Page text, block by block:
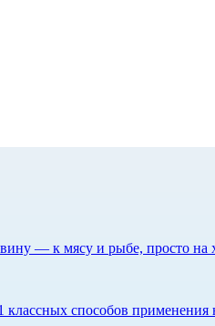
— к мясу и рыбе, просто на
способов применения